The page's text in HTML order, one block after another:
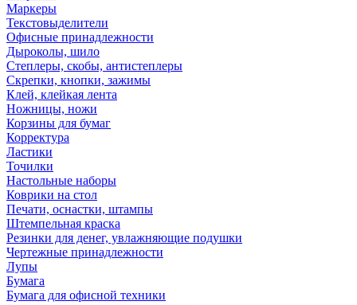
Маркеры
Текстовыделители
Офисные принадлежности
Дыроколы, шило
Степлеры, скобы, антистеплеры
Скрепки, кнопки, зажимы
Клей, клейкая лента
Ножницы, ножи
Корзины для бумаг
Корректура
Ластики
Точилки
Настольные наборы
Коврики на стол
Печати, оснастки, штампы
Штемпельная краска
Резинки для денег, увлажняющие подушки
Чертежные принадлежности
Лупы
Бумага
Бумага для офисной техники